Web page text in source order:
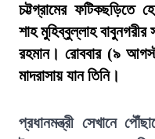
চট্টগ্রামের ফটিকছড়িতে
শাহ মুহিব্বুল্লাহ বাবুনগরীর
রহমান। রোববার (৯
মাদরাসায় যান তিনি।
প্রধানমন্ত্রী সেখানে